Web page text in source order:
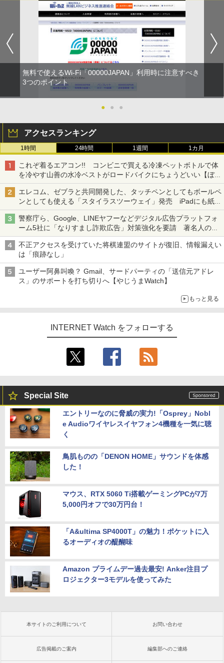
無料で使えるWi-Fi「00000JAPAN」利用時に注意すべき
3つのポイント
● ● ●
アクセスランキング
1時間 24時間 1週間 1カ月
これぞ着るエアコン!! コンビニで買える冷凍ペットボトルで体
を冷やす山善の水冷ベストがロードバイクにちょうどいい【ぼっ
ち・ざ・ろーど！その14】【空いた時間でなにしてる？】
エレコム、ゼブラと共同開発した、タッチペンとしてもボールペ
ンとしても使える「スタイラスツーウェイ」発売 iPadにも紙に
も、持ち替えずに書き込める
警察庁ら、Google、LINEヤフーなどデジタル広告プラットフォ
ーム5社に「なりすまし詐欺広告」対策強化を要請 著名人の写
真や映像を使った投資詐欺などへの対策として
不正アクセスを受けていた将棋連盟のサイトが復旧、情報漏えい
は「痕跡なし」
ユーザー阿鼻叫喚？ Gmail、サードパーティの「送信元アドレ
ス」のサポートを打ち切りへ【やじうまWatch】
もっと見る
INTERNET Watch をフォローする
Special Site
エントリーなのに脅威の実力!「Osprey」Nobl
e Audioワイヤレスイヤフォン4機種を一気に聴
く
鳥肌ものの「DENON HOME」サウンドを体感
した！
マウス、RTX 5060 Ti搭載ゲーミングPCが7万
5,000円オフで30万円台！
「A&ultima SP4000T」の魅力！ポケットに入
るオーディオの醍醐味
Amazon プライムデー過去最安! Anker注目プ
ロジェクター3モデルを使ってみた
本サイトのご利用について お問い合わせ
広告掲載のご案内 編集部へのご連絡